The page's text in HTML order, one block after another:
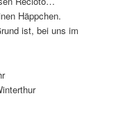
Häppchen.
ist, bei uns im